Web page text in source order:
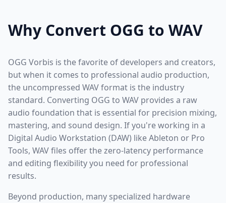
Why Convert OGG to WAV
OGG Vorbis is the favorite of developers and creators,
but when it comes to professional audio production,
the uncompressed WAV format is the industry
standard. Converting OGG to WAV provides a raw
audio foundation that is essential for precision mixing,
mastering, and sound design. If you're working in a
Digital Audio Workstation (DAW) like Ableton or Pro
Tools, WAV files offer the zero-latency performance
and editing flexibility you need for professional
results.
Beyond production, many specialized hardware